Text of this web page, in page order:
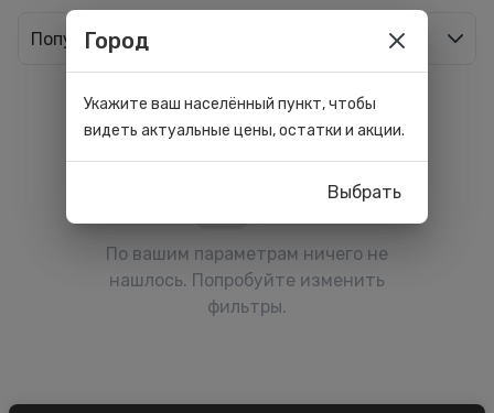
Популярные
По вашим параметрам ничего не
нашлось. Попробуйте изменить
фильтры.
Город
Укажите ваш населённый пункт, чтобы
видеть актуальные цены, остатки и акции.
Выбрать